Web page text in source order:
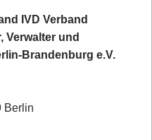
IVD Verband
Verwalter und
Brandenburg e.V.
Berlin